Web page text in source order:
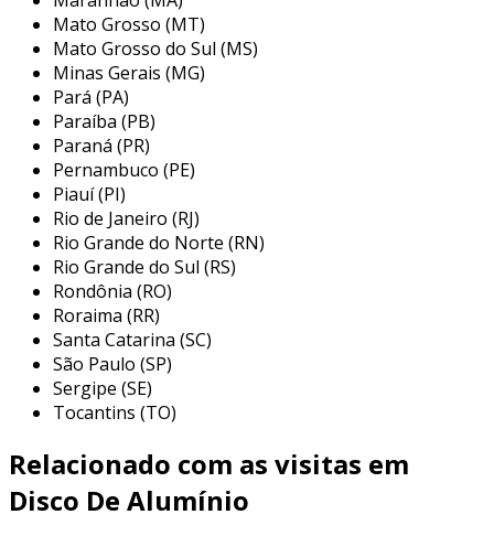
principais aplicações do disco de
alumínio para afiação de lâminas
os discos de alumínio para afiação são
amplamente utilizados em diversos segmentos
industriais e artesanais. sua eficiência e
durabilidade os tornam uma escolha popular
entre profissionais que necessitam de precisão
e qualidade em suas ferramentas de corte.
entre as principais aplicações, destacam-se:
oficinas de serralheria:
lâminas de serra e ferramentas de corte
com alta eficiência, garantindo um corte
preciso e uniforme.
indústria madeireira:
processamento de madeira, como
formões e plaina, aumentando a vida útil
das ferramentas.
Mato Grosso (MT)
Mato Grosso do Sul (MS)
Minas Gerais (MG)
Pará (PA)
Paraíba (PB)
Paraná (PR)
Pernambuco (PE)
Piauí (PI)
Rio de Janeiro (RJ)
Rio Grande do Norte (RN)
Rio Grande do Sul (RS)
Rondônia (RO)
Roraima (RR)
Santa Catarina (SC)
São Paulo (SP)
Sergipe (SE)
Tocantins (TO)
Relacionado com as visitas em
Disco De Alumínio